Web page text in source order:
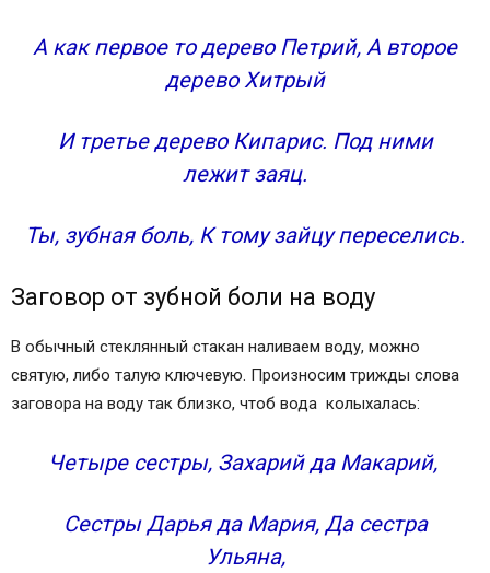
А как первое то дерево Петрий, А второе
дерево Хитрый
И третье дерево Кипарис. Под ними
лежит заяц.
Ты, зубная боль, К тому зайцу переселись.
Заговор от зубной боли на воду
В обычный стеклянный стакан наливаем воду, можно
святую, либо талую ключевую. Произносим трижды слова
заговора на воду так близко, чтоб вода колыхалась:
Четыре сестры, Захарий да Макарий,
Сестры Дарья да Мария, Да сестра
Ульяна,